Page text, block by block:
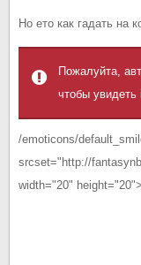
Но ето как гадать на
Пожалуйта,
чтобы увидеть
/emoticons/
srcset="http://
width="20" height="20">